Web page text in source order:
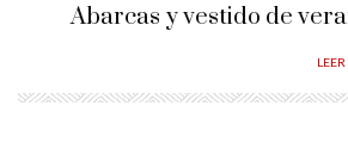
Abarcas y vestido de